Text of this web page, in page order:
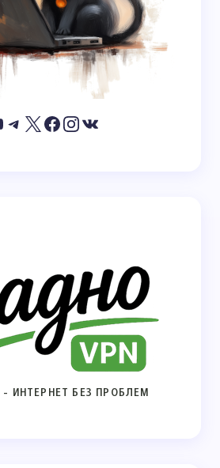
- ИНТЕРНЕТ БЕЗ ПРОБЛЕМ